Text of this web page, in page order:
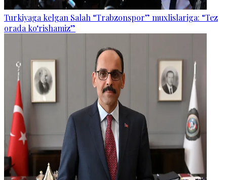
Turkiyaga kelgan Salah “Trabzonspor” muxlislariga: “Tez
orada ko‘rishamiz”